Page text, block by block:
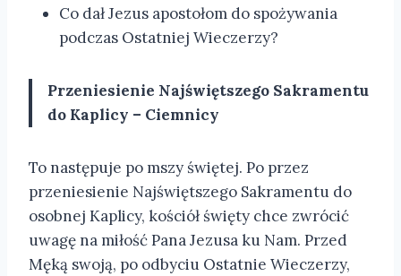
Co dał Jezus apostołom do spożywania
podczas Ostatniej Wieczerzy?
Przeniesienie Najświętszego Sakramentu
do Kaplicy – Ciemnicy
To następuje po mszy świętej. Po przez
przeniesienie Najświętszego Sakramentu do
osobnej Kaplicy, kościół święty chce zwrócić
uwagę na miłość Pana Jezusa ku Nam. Przed
Męką swoją, po odbyciu Ostatnie Wieczerzy,